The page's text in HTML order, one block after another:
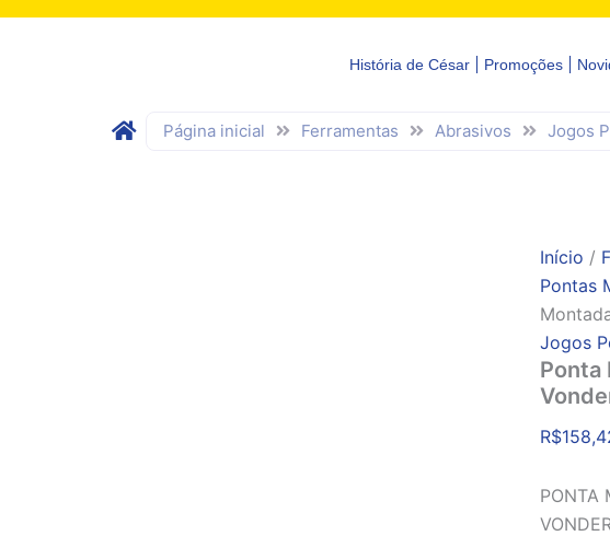
História de César Promoções
Página inicial Ferramentas Abrasivos Jogos
Início /
Pontas
Jogos
Ponta
R$
PONTA